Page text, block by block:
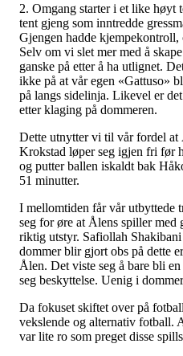
2. Omgang starter i et like høyt
tent gjeng som inntredde
Gjengen hadde kjempekontroll,
Selv om vi slet mer med å
ganske på etter å ha utlignet.
ikke på at vår egen «Gattuso»
på langs sidelinja. Likevel er
etter klaging på dommeren.
Dette utnytter vi til vår fordel at
Krokstad løper seg igjen fri før
og putter ballen iskaldt bak
51 minutter.
I mellomtiden får vår utbyttede
seg for øre at Ålens spiller med
riktig utstyr. Safiollah
dommer blir gjort obs på dette
Ålen. Det viste seg å bare bli
seg beskyttelse. Uenig i
Da fokuset skiftet over på
vekslende og alternativ
var lite ro som preget disse